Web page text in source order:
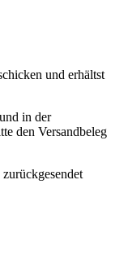
und erhältst
in der
den Versandbeleg